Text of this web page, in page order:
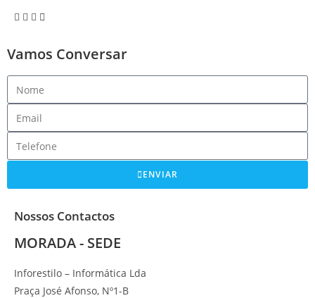
Vamos Conversar
ENVIAR
Nossos Contactos
MORADA - SEDE
Inforestilo – Informática Lda
Praça José Afonso, Nº1-B